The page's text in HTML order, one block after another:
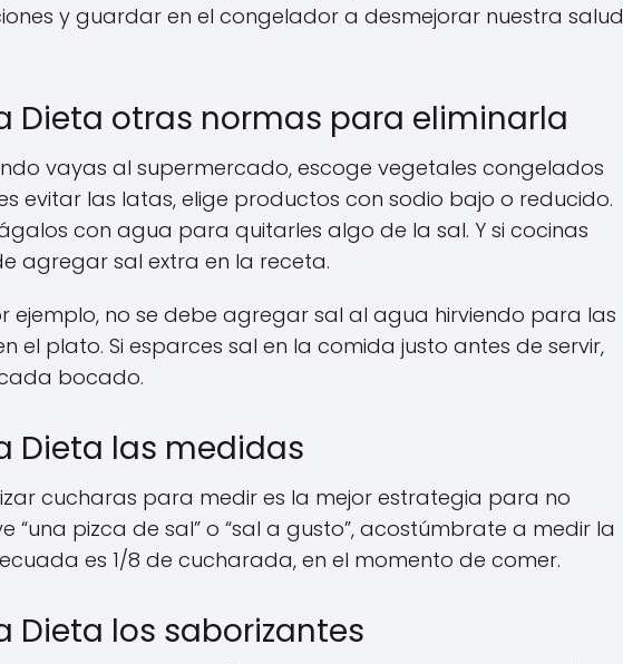
y guardar en el congelador a desmejorar nuestra salud
Dieta otras normas para eliminarla
vayas al supermercado, escoge vegetales congelados
evitar las latas, elige productos con sodio bajo o reducido.
con agua para quitarles algo de la sal. Y si cocinas
agregar sal extra en la receta.
ejemplo, no se debe agregar sal al agua hirviendo para las
el plato. Si esparces sal en la comida justo antes de servir,
bocado.
Dieta las medidas
cucharas para medir es la mejor estrategia para no
“una pizca de sal” o “sal a gusto”, acostúmbrate a medir la
es 1/8 de cucharada, en el momento de comer.
Dieta los saborizantes